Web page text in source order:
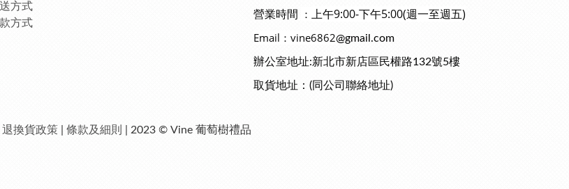
方式
方式
營業時間 ： 上午9:00-下午5:00(週一至週五)
Email：vine6862@gmail.com
辦公室地址:新北市新店區民權路132號5樓
取貨地址：(同公司聯絡地址)
退換貨政策 條款及細則 | 2023 © Vine 葡萄樹禮品